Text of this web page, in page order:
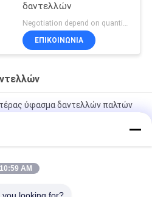
δαντελλών
ΕΠΙΚΟΙΝΩΝΙΑ
ύφασμα δαντελλών παλτών
ύφασμα του Tulle
μεταλλικό ύφασμα δαντελλών
10:59 AM